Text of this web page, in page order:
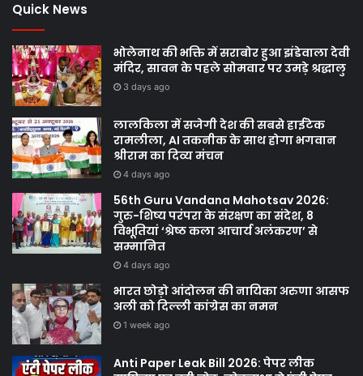
Quick News
भोलेनाथ की भक्ति में सराबोर हुआ झंडेवाला देवी
मंदिर, सावन के पहले सोमवार पर उमड़े श्रद्धालु
3 days ago
लालकिला में सजेगी देश की सबसे हाईटेक
रामलीला, AI तकनीक के साथ होगा भगवान
श्रीराम का दिव्य मंचन
4 days ago
56th Guru Vandana Mahotsav 2026:
गुरु-शिष्य परंपरा के संरक्षण का संदेश, 8
विभूतियां ‘श्रेष्ठ कला आचार्य अलंकरण’ से
सम्मानित
4 days ago
भारत छोड़ो आंदोलन की नायिका अरुणा आसफ
अली को दिल्ली कांग्रेस का नमन
1 week ago
Anti Paper Leak Bill 2026: पेपर लीक